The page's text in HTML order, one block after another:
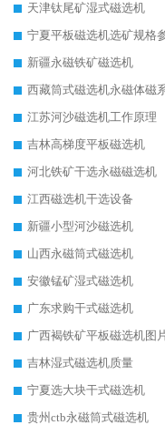
天津钛尾矿湿式磁选机
宁夏平板磁选机选矿规格
新疆永磁铁矿磁选机
江苏河沙磁选机工作原理
吉林高梯度平板磁选机
河北铁矿干选永磁磁选机
江西磁选机干选设备
新疆小型河沙磁选机
山西永磁筒式磁选机
安徽锰矿湿式磁选机
广东求购干式磁选机
广西褐铁矿平板磁选机图
吉林湿式磁选机质量
宁夏选大块干式磁选机
贵州ctb永磁筒式磁选机